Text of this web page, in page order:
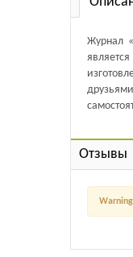
Журнал
Отзывы